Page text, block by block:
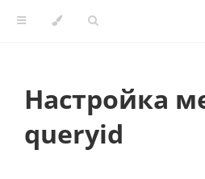
Настройка
queryid